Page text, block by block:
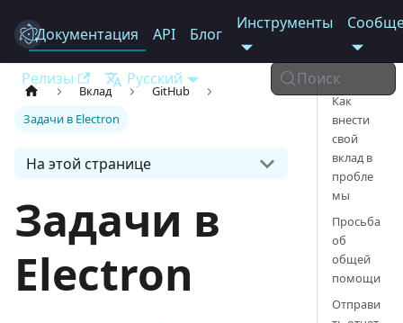
Electron
Документация API Блог
Инструменты
Релизы Русский Поиск
Вклад
GitHub
Задачи в Electron
На этой странице
Задачи в
Electron
Как
внести
свой
вклад в
пробле
мы
Просьба
об
общей
помощи
Отправи